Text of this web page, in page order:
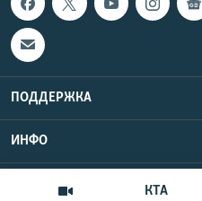
КТА
ПОДДЕРЖКА
ИНФО
Copyright
UTC+3